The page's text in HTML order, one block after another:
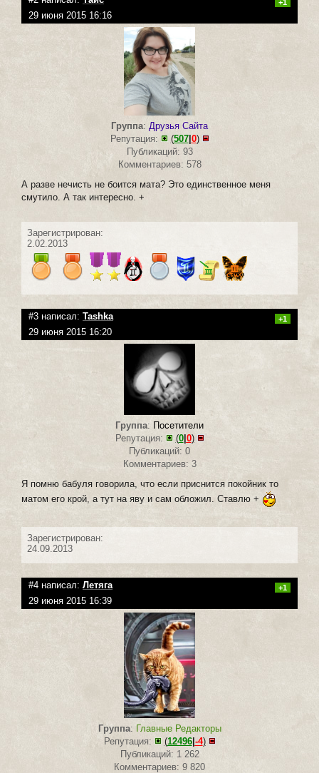
+1
29 июня 2015 16:16
Группа: Друзья Сайта
Репутация:
(507| 0)
Публикаций: 93
Комментариев: 578
А разве нечисть не боится мата? Это единственное меня
смутило. А так интересно. +
Зарегистрирован:
2.02.2013
#3 написал: Tashka +1
29 июня 2015 16:20
Группа: Посетители
Репутация:
(0| 0)
Публикаций: 0
Комментариев: 3
Я помню бабуля говорила, что если приснится покойник то
матом его крой, а тут на яву и сам обложил. Ставлю +
Зарегистрирован:
24.09.2013
#4 написал: Летяга +1
29 июня 2015 16:39
Группа: Главные Редакторы
Репутация:
(12496| -4)
Публикаций: 1 262
Комментариев: 9 820